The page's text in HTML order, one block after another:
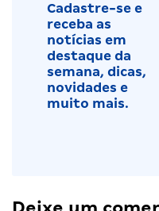
Cadastre-se e
receba as
notícias em
destaque da
semana, dicas,
novidades e
muito mais.